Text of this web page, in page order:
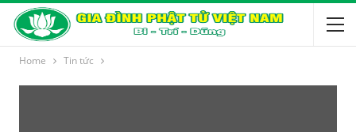
Home Tin tức